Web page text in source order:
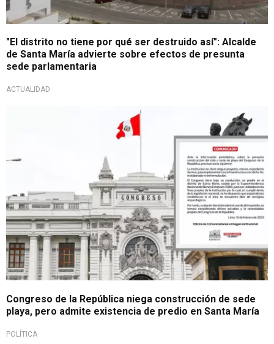
"El distrito no tiene por qué ser destruido así": Alcalde
de Santa María advierte sobre efectos de presunta
sede parlamentaria
ACTUALIDAD
Congreso de la República niega construcción de sede
playa, pero admite existencia de predio en Santa María
POLÍTICA